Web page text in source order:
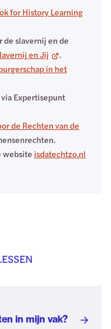
for History Learning
slavernij en de
en Jij
.
in het
via Expertisepunt
de Rechten van de
website isdatechtzo.nl
in mijn vak?